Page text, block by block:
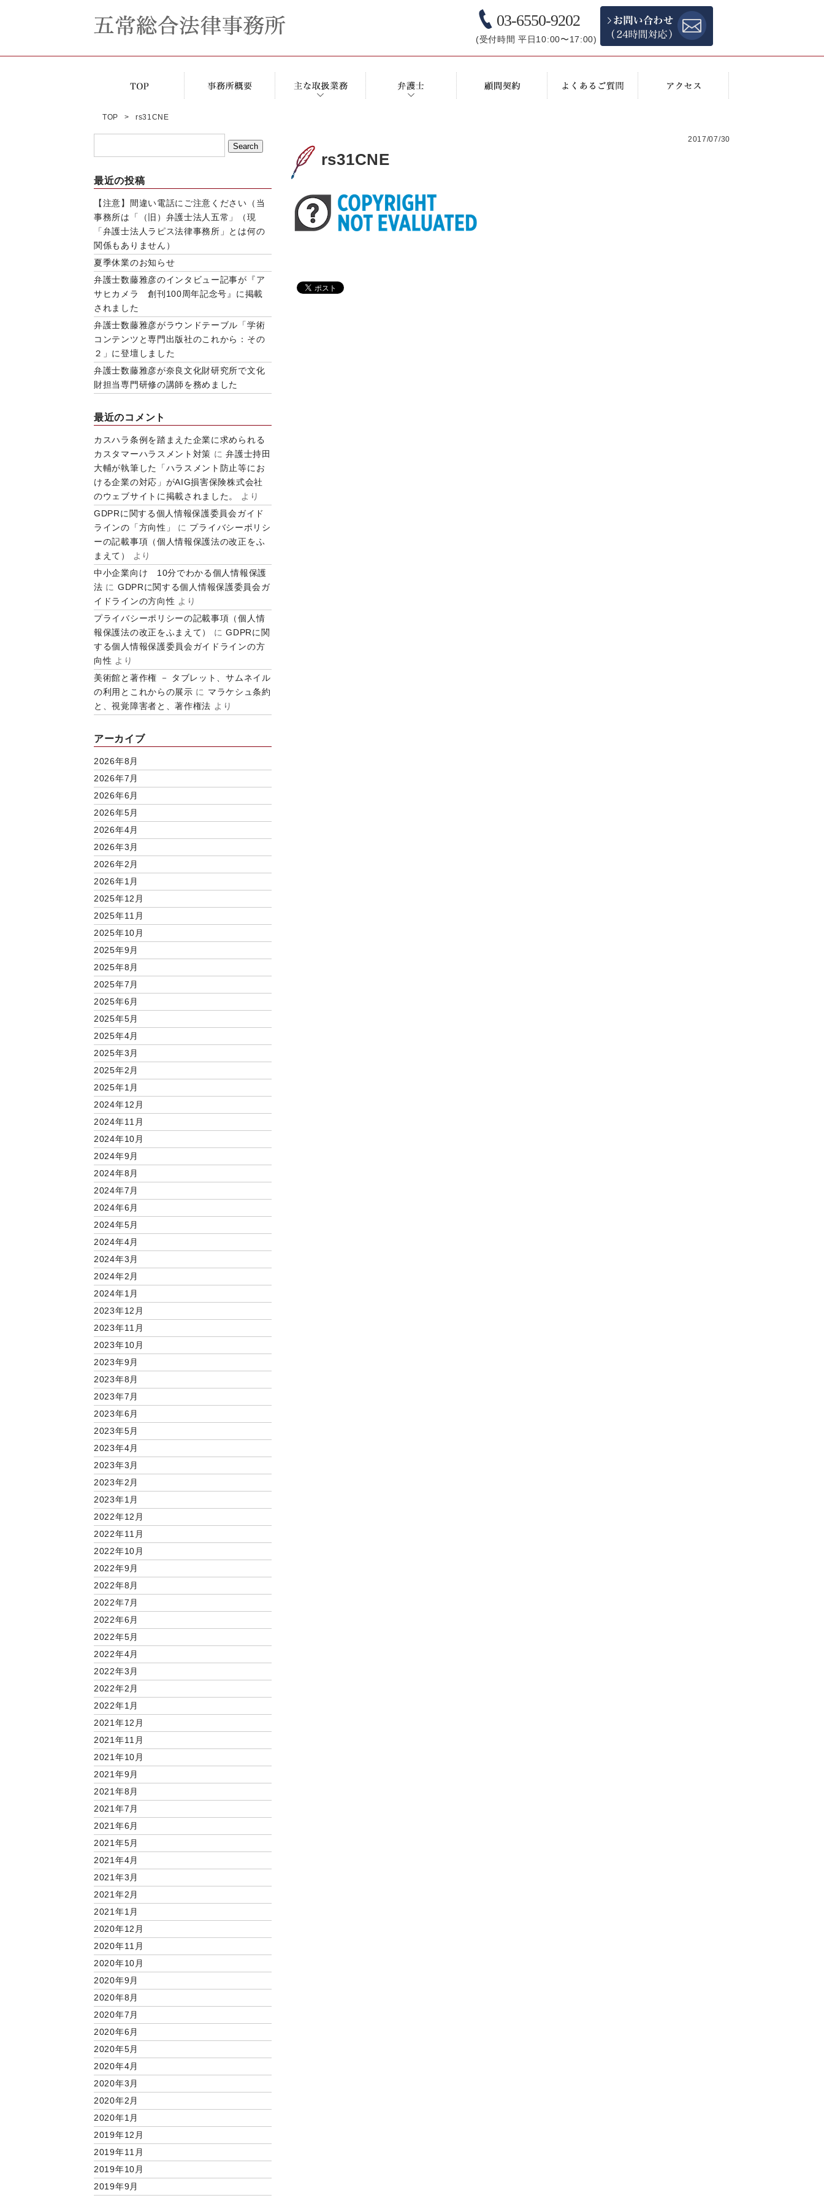
03-6550-9202
(受付時間 平日10:00〜17:00)
TOP rs31CNE
最近の投稿
【注意】間違い電話にご注意ください（当
事務所は「（旧）弁護士法人五常」（現
「弁護士法人ラピス法律事務所」とは何の
関係もありません）
夏季休業のお知らせ
弁護士数藤雅彦のインタビュー記事が『ア
サヒカメラ 創刊100周年記念号』に掲載
されました
弁護士数藤雅彦がラウンドテーブル「学術
コンテンツと専門出版社のこれから：その
２」に登壇しました
弁護士数藤雅彦が奈良文化財研究所で文化
財担当専門研修の講師を務めました
最近のコメント
カスハラ条例を踏まえた企業に求められる
カスタマーハラスメント対策 に弁護士持田
大輔が執筆した「ハラスメント防止等にお
ける企業の対応」がAIG損害保険株式会社
のウェブサイトに掲載されました。
より
GDPRに関する個人情報保護委員会ガイド
ラインの「方向性」
に プライバシーポリシ
ーの記載事項（個人情報保護法の改正をふ
まえて）
より
中小企業向け 10分でわかる個人情報保護
法 に GDPRに関する個人情報保護委員会ガ
イドラインの方向性 より
プライバシーポリシーの記載事項（個人情
報保護法の改正をふまえて）
にGDPRに関
する個人情報保護委員会ガイドラインの方
向性 より
美術館と著作権 － タブレット、サムネイル
の利用とこれからの展示 に マラケシュ条約
と、視覚障害者と、著作権法 より
アーカイブ
2026年8月
2026年7月
2026年6月
2026年5月
2026年4月
2026年3月
2026年2月
2026年1月
2025年12月
2025年11月
2025年10月
2025年9月
2025年8月
2025年7月
2025年6月
2025年5月
2025年4月
2025年3月
2025年2月
2025年1月
2024年12月
2024年11月
2024年10月
2024年9月
2024年8月
2024年7月
2024年6月
2024年5月
2024年4月
2024年3月
2024年2月
2024年1月
2023年12月
2023年11月
2023年10月
2023年9月
2023年8月
2023年7月
2023年6月
2023年5月
2023年4月
2023年3月
2023年2月
2023年1月
2022年12月
2022年11月
2022年10月
2022年9月
2022年8月
2022年7月
2022年6月
2022年5月
2022年4月
2022年3月
2022年2月
2022年1月
2021年12月
2021年11月
2021年10月
2021年9月
2021年8月
2021年7月
2021年6月
2021年5月
2021年4月
2021年3月
2021年2月
2021年1月
2020年12月
2020年11月
2020年10月
2020年9月
2020年8月
2020年7月
2020年6月
2020年5月
2020年4月
2020年3月
2020年2月
2020年1月
2019年12月
2019年11月
2019年10月
2019年9月
2017/07/30
rs31CNE